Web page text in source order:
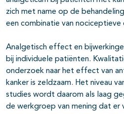
zich met name op de
een combinatie van nociceptieve
Analgetisch effect en
bij individuele patiënten.
onderzoek naar het effect van
kanker is zeldzaam. Het niveau
studies wordt daarom als laag
de werkgroep van mening dat